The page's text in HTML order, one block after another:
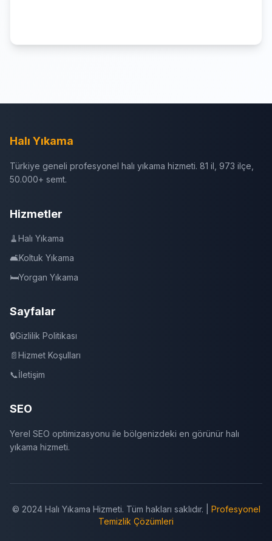
Halı Yıkama
Türkiye geneli profesyonel halı yıkama hizmeti. 81 il, 973 ilçe,
50.000+ semt.
Hizmetler
🧹Halı Yıkama
🛋️Koltuk Yıkama
🛏️Yorgan Yıkama
Sayfalar
🔒Gizlilik Politikası
📄Hizmet Koşulları
📞İletişim
SEO
Yerel SEO optimizasyonu ile bölgenizdeki en görünür halı
yıkama hizmeti.
© 2024 Halı Yıkama Hizmeti. Tüm hakları saklıdır. | Profesyonel
Temizlik Çözümleri